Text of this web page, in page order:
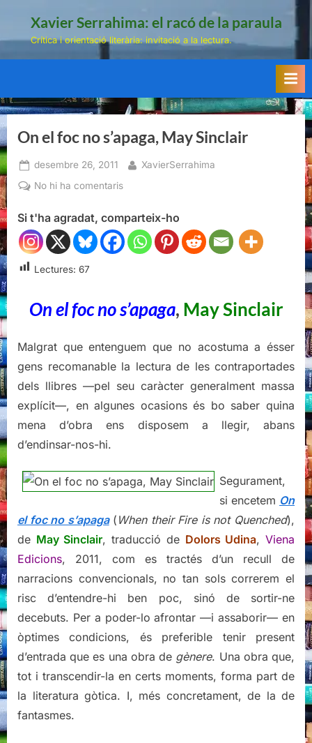
Xavier Serrahima: el racó de la paraula
Crítica i orientació literària: invitació a la lectura.
On el foc no s’apaga, May Sinclair
Posted
on
desembre 26, 2011 By
XavierSerrahima
No hi ha comentarisa
el
foc
no
Si t'ha agradat, comparteix-ho
Lectures: 67
On el foc no s’apaga, May Sinclair
Malgrat que entenguem que no acostuma a ésser
gens recomanable la lectura de les contraportades
dels llibres —pel seu caràcter generalment massa
explícit—, en algunes ocasions és bo saber quina
mena d’obra ens disposem a llegir, abans
d’endinsar-nos-hi.
Segurament,
si encetem On
el foc no s’apaga( When their Fire is not Quenched),
de May Sinclair, traducció de Dolors Udina,Viena
Edicions, 2011, com es tractés d’un recull de
narracions convencionals, no tan sols correrem el
risc d’entendre-hi ben poc, sinó de sortir-ne
decebuts. Per a poder-lo afrontar —i assaborir— en
òptimes condicions, és preferible tenir present
d’entrada que es una obra de gènere. Una obra que,
tot i transcendir-la en certs moments, forma part de
la literatura gòtica. I, més concretament, de la de
fantasmes.